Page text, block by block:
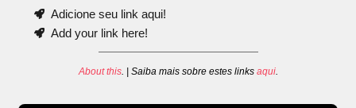
Adicione seu link aqui!
Add your link here!
About this. | Saiba mais sobre estes links aqui.